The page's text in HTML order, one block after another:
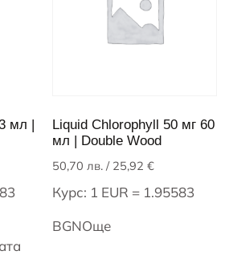
мл |
Liquid Chlorophyll 50 мг 60
мл | Double Wood
50,70 лв./ 25,92 €
Курс: 1 EUR = 1.95583
BGNОще